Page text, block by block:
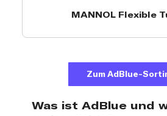
MANNOL Flexible
Zum AdBlue-
Was ist AdBlue und